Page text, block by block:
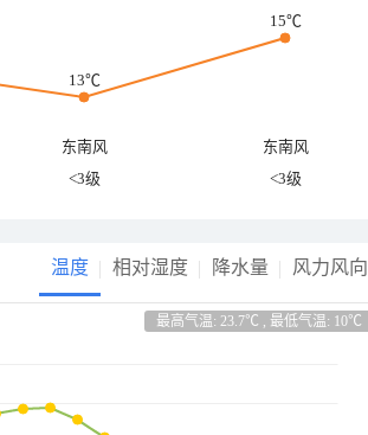
13℃
15℃
东南风
东南风
<3级 <3级
温度 相对湿度 降水量 风力风向
最高气温: 23.7℃ , 最低气温: 10℃